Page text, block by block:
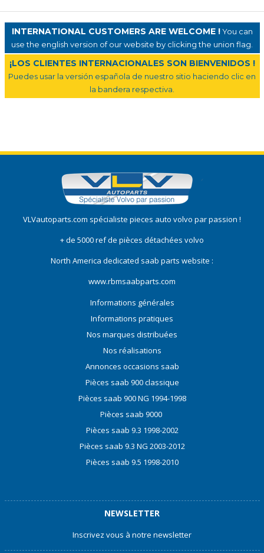
INTERNATIONAL CUSTOMERS ARE WELCOME !You can
use the english version of our website by clicking the union flag.
¡LOS CLIENTES INTERNACIONALES SON BIENVENIDOS !
Puedes usar la versión española de nuestro sitio haciendo clic en
la bandera respectiva.
VLVautoparts.com spécialiste pieces auto volvo par passion !
+ de 5000 ref de pièces détachées volvo
North America dedicated saab parts website :
www.rbmsaabparts.com
Informations générales
Informations pratiques
Nos marques distribuées
Nos réalisations
Annonces occasions saab
Pièces saab 900 classique
Pièces saab 900 NG 1994-1998
Pièces saab 9000
Pièces saab 9.3 1998-2002
Pièces saab 9.3 NG 2003-2012
Pièces saab 9.5 1998-2010
NEWSLETTER
Inscrivez vous à notre newsletter